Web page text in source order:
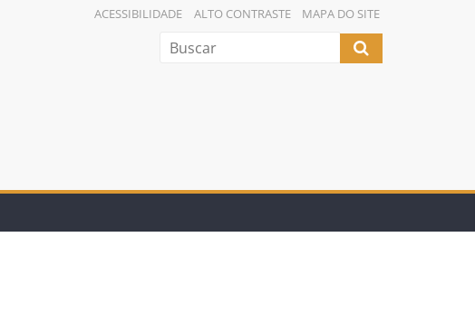
ACESSIBILIDADE ALTO CONTRASTE MAPA DO SITE